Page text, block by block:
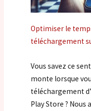
Optimiser le
téléchargement
Vous savez ce
monte lorsque
téléchargement
Play Store ? Nous